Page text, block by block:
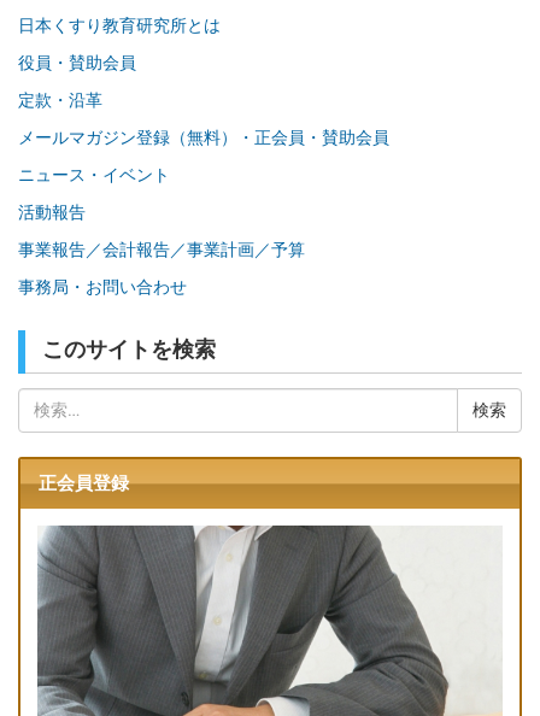
日本くすり教育研究所とは
役員・賛助会員
定款・沿革
メールマガジン登録（無料）・正会員・賛助会員
ニュース・イベント
活動報告
事業報告／会計報告／事業計画／予算
事務局・お問い合わせ
このサイトを検索
索:
正会員登録